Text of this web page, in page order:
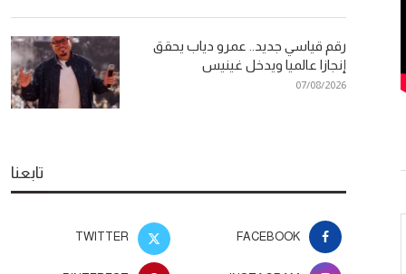
رقم قياسي جديد.. عمرو دياب يحقق
إنجازا عالميا ويدخل غينيس
07/08/2026
تابعنا
FACEBOOK
TWITTER